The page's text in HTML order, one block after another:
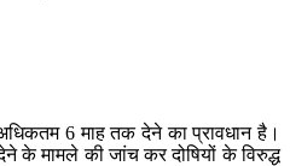
6 माह तक देने का प्रावधान है।
के मामले की जांच कर दोषियों के विरुद्ध